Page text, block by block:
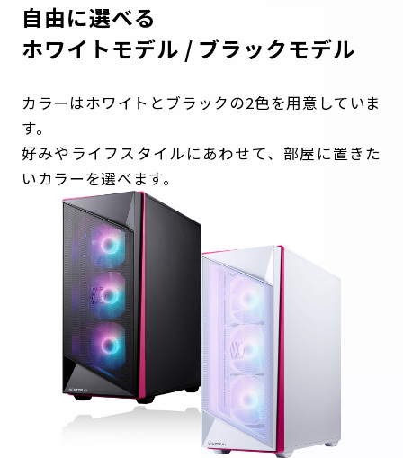
自由に選べる
ホワイトモデル / ブラックモデル
カラーはホワイトとブラックの2色を用意していま
す。
好みやライフスタイルにあわせて、部屋に置きた
いカラーを選べます。